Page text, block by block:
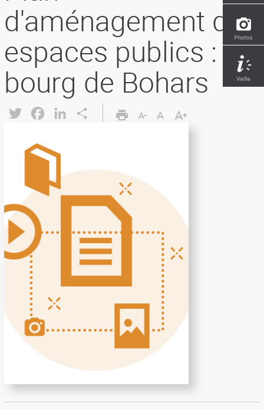
d'aménagement des
espaces publics : le
bourg de Bohars
Twitter FacebookLinkedIn